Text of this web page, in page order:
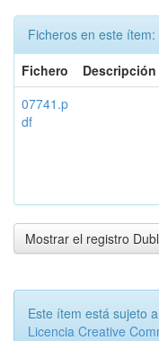
Ficheros en este ítem:
Fichero
Descripción
07741.p
df
Mostrar el registro
Este ítem está sujeto
Licencia Creative